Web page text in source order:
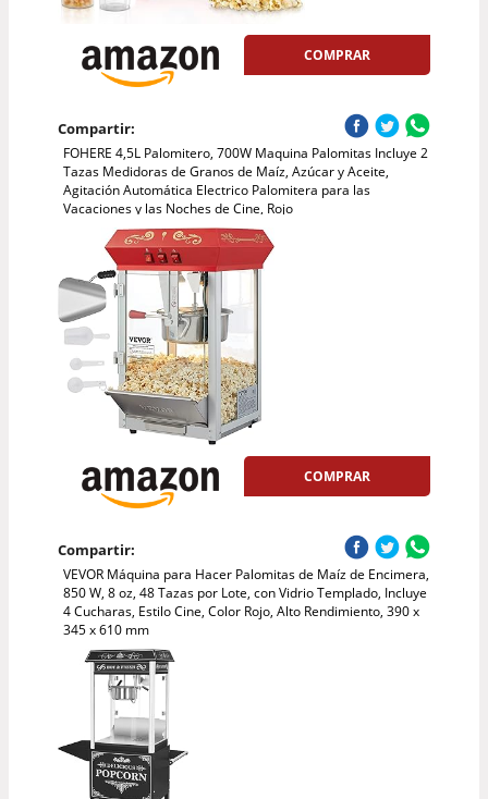
COMPRAR
Compartir:
FOHERE 4,5L Palomitero, 700W Maquina Palomitas Incluye 2
Tazas Medidoras de Granos de Maíz, Azúcar y Aceite,
Agitación Automática Electrico Palomitera para las
Vacaciones y las Noches de Cine, Rojo
COMPRAR
Compartir:
VEVOR Máquina para Hacer Palomitas de Maíz de Encimera,
850 W, 8 oz, 48 Tazas por Lote, con Vidrio Templado, Incluye
4 Cucharas, Estilo Cine, Color Rojo, Alto Rendimiento, 390 x
345 x 610 mm